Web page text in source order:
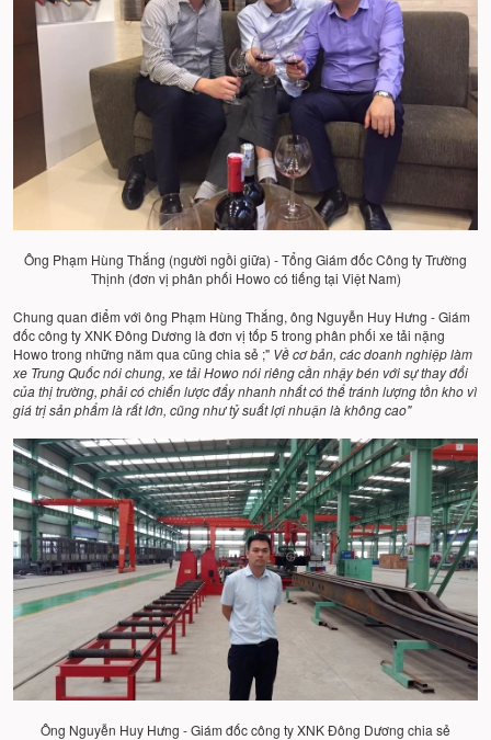
Ông Phạm Hùng Thắng (người ngồi giữa) - Tổng Giám đốc Công ty Trường
Thịnh (đơn vị phân phối Howo có tiếng tại Việt Nam)
Chung quan điểm với ông Phạm Hùng Thắng, ông Nguyễn Huy Hưng - Giám
đốc công ty XNK Đông Dương là đơn vị tốp 5 trong phân phối xe tải nặng
Howo trong những năm qua cũng chia sẻ ;" Về cơ bản, các doanh nghiệp làm
xe Trung Quốc nói chung, xe tải Howo nói riêng cần nhậy bén với sự thay đổi
của thị trường, phải có chiến lược đẩy nhanh nhất có thể tránh lượng tồn kho vì
giá trị sản phẩm là rất lớn, cũng như tỷ suất lợi nhuận là không cao"
Ông Nguyễn Huy Hưng - Giám đốc công ty XNK Đông Dương chia sẻ